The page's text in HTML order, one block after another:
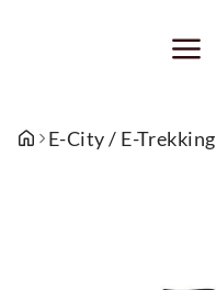
E-City / E-Trekking